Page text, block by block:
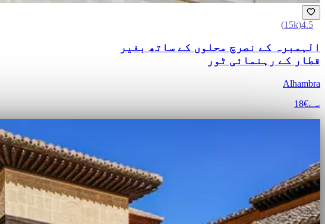
4.5
(
15k
)
الہمبرہ کے نصرچ محلوں کے ساتھ بغیر
قطار کے رہنمائی ٹور
Alhambra
سے€18